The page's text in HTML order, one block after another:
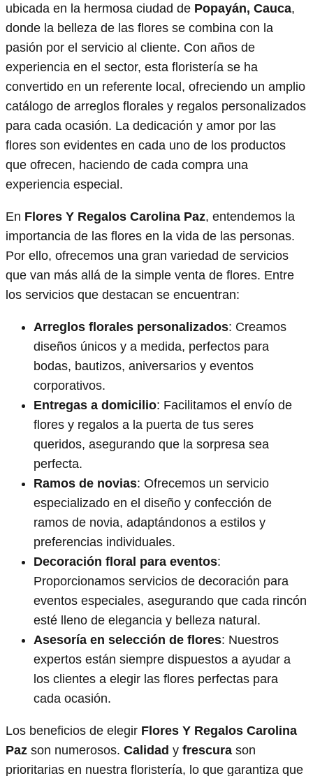
ubicada en la hermosa ciudad de Popayán, Cauca,
donde la belleza de las flores se combina con la
pasión por el servicio al cliente. Con años de
experiencia en el sector, esta floristería se ha
convertido en un referente local, ofreciendo un amplio
catálogo de arreglos florales y regalos personalizados
para cada ocasión. La dedicación y amor por las
flores son evidentes en cada uno de los productos
que ofrecen, haciendo de cada compra una
experiencia especial.
En Flores Y Regalos Carolina Paz, entendemos la
importancia de las flores en la vida de las personas.
Por ello, ofrecemos una gran variedad de servicios
que van más allá de la simple venta de flores. Entre
los servicios que destacan se encuentran:
Arreglos florales personalizados: Creamos
diseños únicos y a medida, perfectos para
bodas, bautizos, aniversarios y eventos
corporativos.
Entregas a domicilio: Facilitamos el envío de
flores y regalos a la puerta de tus seres
queridos, asegurando que la sorpresa sea
perfecta.
Ramos de novias: Ofrecemos un servicio
especializado en el diseño y confección de
ramos de novia, adaptándonos a estilos y
preferencias individuales.
Decoración floral para eventos:
Proporcionamos servicios de decoración para
eventos especiales, asegurando que cada rincón
esté lleno de elegancia y belleza natural.
Asesoría en selección de flores: Nuestros
expertos están siempre dispuestos a ayudar a
los clientes a elegir las flores perfectas para
cada ocasión.
Los beneficios de elegir Flores Y Regalos Carolina
Paz son numerosos. Calidad y frescura son
prioritarias en nuestra floristería, lo que garantiza que